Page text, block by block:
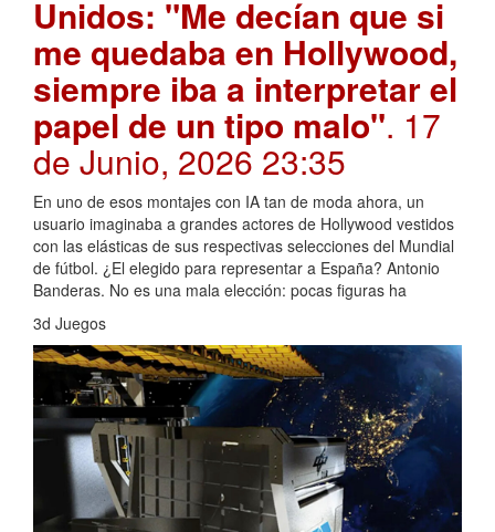
Unidos: "Me decían que si
me quedaba en Hollywood,
siempre iba a interpretar el
papel de un tipo malo". 17
de Junio, 2026 23:35
En uno de esos montajes con IA tan de moda ahora, un
usuario imaginaba a grandes actores de Hollywood vestidos
con las elásticas de sus respectivas selecciones del Mundial
de fútbol. ¿El elegido para representar a España? Antonio
Banderas. No es una mala elección: pocas figuras ha
3d Juegos